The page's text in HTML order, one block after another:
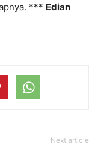
*** Edian
Next article